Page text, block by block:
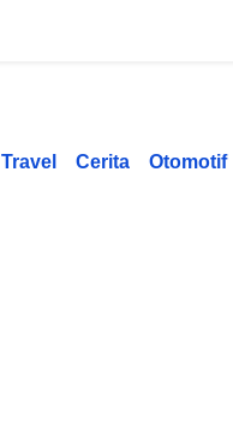
Travel Cerita Otomotif